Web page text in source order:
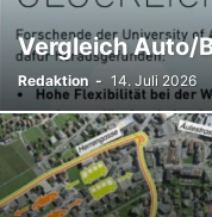
ÜSERE WORZLA -
Vergleich Auto/
Redaktion - 14. Juli 2026